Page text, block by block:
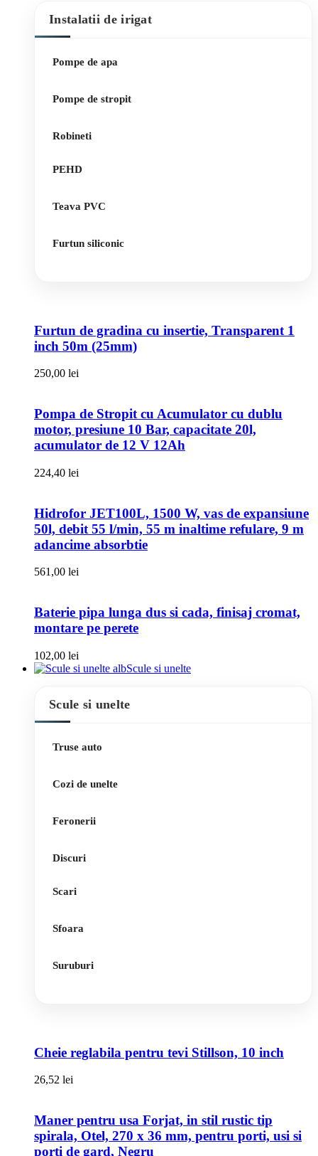
Instalatii de irigat
Pompe de apa
Pompe de stropit
Robineti
PEHD
Teava PVC
Furtun siliconic
Furtun de gradina cu insertie, Transparent 1
inch 50m (25mm)
250,00 lei
Pompa de Stropit cu Acumulator cu dublu
motor, presiune 10 Bar, capacitate 20l,
acumulator de 12 V 12Ah
224,40 lei
Hidrofor JET100L, 1500 W, vas de expansiune
50l, debit 55 l/min, 55 m inaltime refulare, 9 m
adancime absorbtie
561,00 lei
Baterie pipa lunga dus si cada, finisaj cromat,
montare pe perete
102,00 lei
Scule si unelte
Scule si unelte
Truse auto
Cozi de unelte
Feronerii
Discuri
Scari
Sfoara
Suruburi
Cheie reglabila pentru tevi Stillson, 10 inch
26,52 lei
Maner pentru usa Forjat, in stil rustic tip
spirala, Otel, 270 x 36 mm, pentru porti, usi si
porti de gard, Negru